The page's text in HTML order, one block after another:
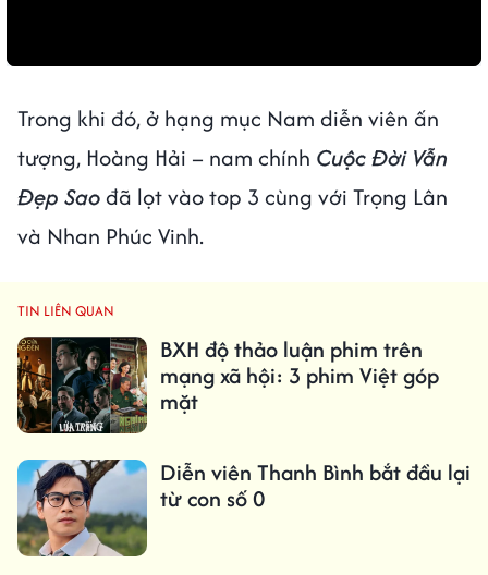
Trong khi đó, ở hạng mục Nam diễn viên ấn
tượng, Hoàng Hải – nam chính Cuộc Đời Vẫn
Đẹp Saođã lọt vào top 3 cùng với Trọng Lân
và Nhan Phúc Vinh.
TIN LIÊN QUAN
BXH độ thảo luận phim trên
mạng xã hội: 3 phim Việt góp
mặt
Diễn viên Thanh Bình bắt đầu lại
từ con số 0